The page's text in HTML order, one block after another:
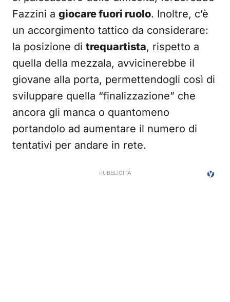
Fazzini a giocare fuori ruolo. Inoltre, c’è
un accorgimento tattico da considerare:
la posizione di trequartista, rispetto a
quella della mezzala, avvicinerebbe il
giovane alla porta, permettendogli così di
sviluppare quella “finalizzazione” che
ancora gli manca o quantomeno
portandolo ad aumentare il numero di
tentativi per andare in rete.